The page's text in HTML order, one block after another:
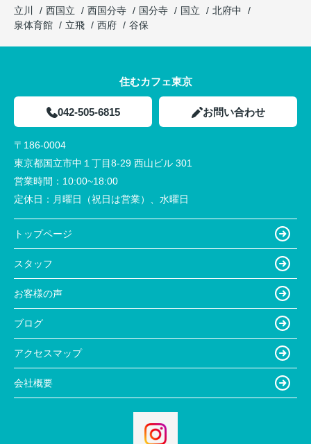
立川
西国立 西国分寺 国分寺 国立
北府中
泉体育館
立飛 西府 谷保
住むカフェ東京
042-505-6815 お問い合わせ
〒186-0004
東京都国立市中１丁目8-29 西山ビル 301
営業時間： 10:00~18:00
定休日： 月曜日（祝日は営業）、水曜日
トップページ
スタッフ
お客様の声
ブログ
アクセスマップ
会社概要